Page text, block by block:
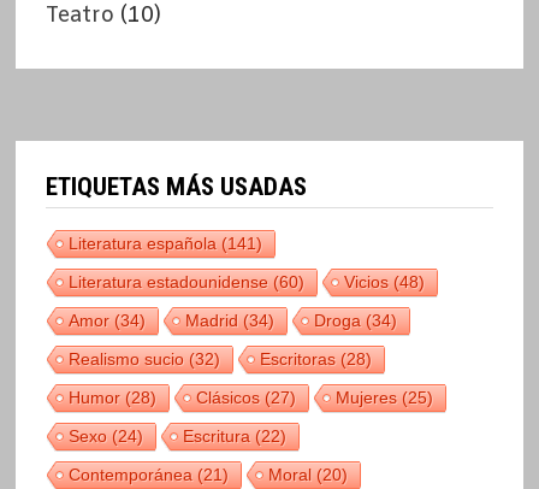
Teatro (10)
ETIQUETAS MÁS USADAS
Literatura española(141)
Literatura estadounidense(60) Vicios(48)
Amor(34) Madrid(34) Droga(34)
Realismo sucio(32) Escritoras(28)
Humor(28) Clásicos(27) Mujeres(25)
Sexo(24) Escritura(22)
Contemporánea(21) Moral(20)